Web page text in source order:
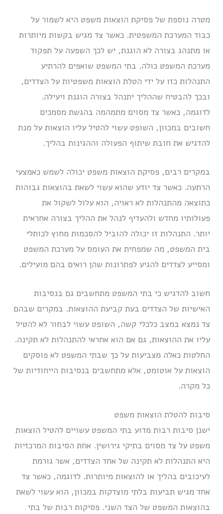
מטרה נוספת של פסיקת הוצאות משפט היא לשמור על
כבוד המערכת המשפטית. כאשר צד מגיש בקשות מיותרות
או מתנהג בצורה לא הוגנת, יש לכך השפעה על תפקוד
מערכת המשפט כולה. בתי המשפט שואפים להרתיע
התנהלות כזו על ידי הטלת הוצאות משפטיות על הצדדים,
ובכך להבטיח שההליך יתנהל בצורה הוגנת ויעילה.
לדוגמה, כאשר צד מסוים מתמהמה בהגשת מסמכים
חשובים במכוון, השופט עשוי להטיל עליו הוצאות על מנת
להדגיש את חובת שיתוף הפעולה וההגינות בהליך.
במקרים רבים, פסיקת הוצאות משפט יכולה לשמש כאמצעי
הרתעה. כאשר צד יודע שהוא עשוי לשאת בהוצאות גבוהות
כתוצאה מהתנהלות לא ראויה, הוא עלול לשקול את
פעולותיו מחדש ולהעדיף לנהל את ההליך בצורה אחראית
יותר. התנהלות זו יכולה להוביל להסכמות מחוץ לכותלי
בית המשפט, מה שמפחית את העומס על מערכת המשפט
ומסייע לצדדים להגיע לפתרונות שהן רואים בהם מועילים.
חשוב להדגיש כי בתי המשפט מתחשבים גם בנסיבות
האישיות של הצדדים בעת קביעת ההוצאות. במקרים שבהם
צד נמצא במצב כלכלי קשה, השופט עשוי לבחור לא להטיל
עליו את ההוצאות, גם אם הוא אחראי להתנהלות לא תקינה.
החלטות כאלה מצביעות על כך שבתי המשפט לא פוסקים
הוצאות על אוטומט, אלא מתחשבים בנסיבות הייחודיות של
כל מקרה.
סיבות להטלת הוצאות משפט
ישנן סיבות רבות מדוע בתי המשפט עשויים להטיל הוצאות
משפט על צד מסוים בתיקי גירושין. אחת הסיבות המרכזיות
היא התנהלות לא תקינה של אחד הצדדים, אשר גורמת
לעיכובים בהליך או להוצאות מיותרות. לדוגמה, כאשר צד
אחד מגיש תביעות בלתי מוצדקות במכוון, הוא עשוי לשאת
בהוצאות המשפט של הצד השני. פסיקות רבות של בתי